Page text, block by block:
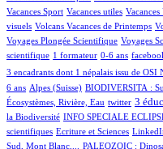
Vacances Sport
1/615 Vacances utiles
1/615 Vacances
1/615
1/615
1/615
visuels
6/615Volcans Vacances de Printemps
1/615
1/615
37/615
Voyages Plongée Scientifique
7/615 Voyages
70/615
scientifique
4/615 1 formateur
1/615 0-6 ans
8/615
203/615
18/615
6/615
3 encadrants dont 1 népalais issu de OSI
392/615
9/615
6 ans
75/615Alpes (Suisse)
29/615 BIODIVERSITA :
8/615
Écosystèmes, Rivière, Eau
1/615 twitter
155/615 3
43/615
la Biodiversité
36/615 INFO SPECIALE
1/615
25/615
scientifiques
1/615 Ecriture et Sciences
1/615
17/615
5/615
9/615
Sud, Mont Blanc,...
46/615 PALEOZOIC :
2/615
4/615
1/615
24/615
43/615
11/615
49/615